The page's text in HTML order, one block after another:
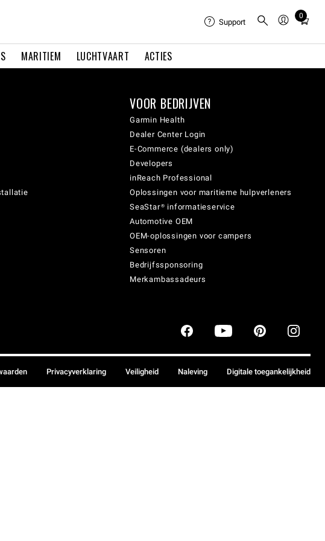
MARITIEM LUCHTVAART ACTIES
Support
0
Total
cart:
VOOR BEDRIJVEN
Garmin Health
Dealer Center Login
E-Commerce (dealers only)
Developers
inReach Professional
Oplossingen voor maritieme hulpverleners
SeaStar® informatieservice
Automotive OEM
OEM-oplossingen voor campers
Sensoren
Bedrijfssponsoring
Merkambassadeurs
Privacyverklaring Veiligheid Naleving Digitale toegankelijkheid